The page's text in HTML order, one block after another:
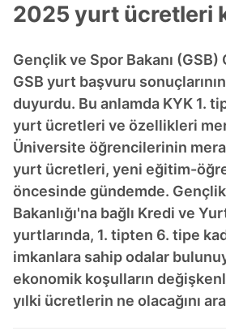
2025 yurt ücretleri
Gençlik ve Spor Bakanı (GSB)
GSB yurt başvuru sonuçlarının
duyurdu. Bu anlamda KYK 1.
yurt ücretleri ve özellikleri
Üniversite öğrencilerinin
yurt ücretleri, yeni eğitim-
öncesinde gündemde.
Bakanlığı'na bağlı Kredi ve
yurtlarında, 1. tipten 6. tipe
imkanlara sahip odalar
ekonomik koşulların
yılki ücretlerin ne olacağını